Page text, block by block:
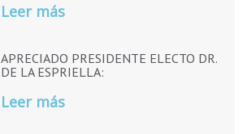
Leer más
APRECIADO PRESIDENTE ELECTO DR.
DE LA ESPRIELLA:
Leer más